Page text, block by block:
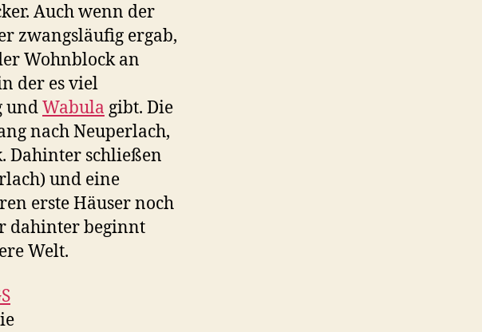
Auch wenn der
zwangsläufig ergab,
Wohnblock an
der es viel
undWabula gibt. Die
nach Neuperlach,
Dahinter schließen
und eine
erste Häuser noch
dahinter beginnt
Welt.